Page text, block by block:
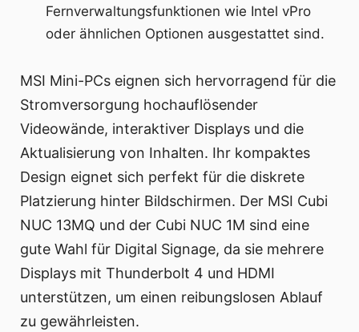
Fernverwaltungsfunktionen wie Intel vPro
oder ähnlichen Optionen ausgestattet sind.
MSI Mini-PCs eignen sich hervorragend für die
Stromversorgung hochauflösender
Videowände, interaktiver Displays und die
Aktualisierung von Inhalten. Ihr kompaktes
Design eignet sich perfekt für die diskrete
Platzierung hinter Bildschirmen. Der MSI Cubi
NUC 13MQ und der Cubi NUC 1M sind eine
gute Wahl für Digital Signage, da sie mehrere
Displays mit Thunderbolt 4 und HDMI
unterstützen, um einen reibungslosen Ablauf
zu gewährleisten.